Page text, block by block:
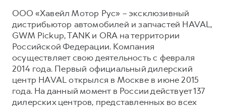
ООО «Хавейл Мотор Рус» – эксклюзивный
дистрибьютор автомобилей и запчастей HAVAL,
GWM Pickup, TANK и ORA на территории
Российской Федерации. Компания
осуществляет свою деятельность с февраля
2014 года. Первый официальный дилерский
центр HAVAL открылся в Москве в июне 2015
года. На данный момент в России действует 137
дилерских центров, представленных во всех